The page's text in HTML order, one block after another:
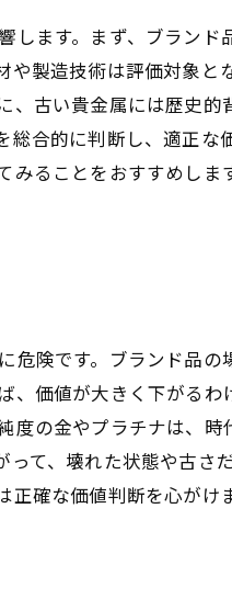
します。まず、ブランド
や製造技術は評価対象と
、古い貴金属には歴史的
総合的に判断し、適正な
みることをおすすめしま
険です。ブランド品の
、価値が大きく下がるわ
度の金やプラチナは、時
て、壊れた状態や古さ
正確な価値判断を心がけ